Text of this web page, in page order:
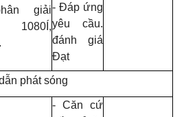
giải
1080Í,
- Đáp ứng
yêu cầu.
đánh giá
Đạt
phát sóng
- Căn cứ